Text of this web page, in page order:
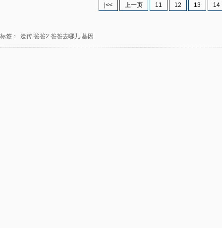
|<< 上一页 11 12 13 14
标签： 遗传 爸爸2 爸爸去哪儿 基因